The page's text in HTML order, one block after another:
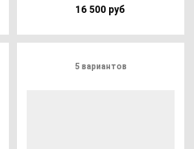
16 500 руб
5 вариантов